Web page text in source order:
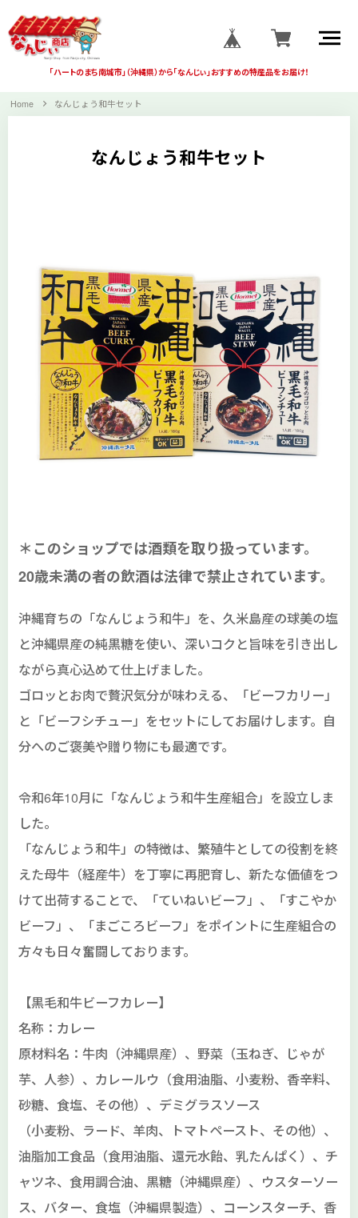
「ハートのまち南城市」（沖縄県）から「なんじぃ」おすすめの特産品をお届け！
Home なんじょう和牛セット
なんじょう和牛セット
＊このショップでは酒類を取り扱っています。
20歳未満の者の飲酒は法律で禁止されています。
沖縄育ちの「なんじょう和牛」を、久米島産の球美の塩
と沖縄県産の純黒糖を使い、深いコクと旨味を引き出し
ながら真心込めて仕上げました。
ゴロッとお肉で贅沢気分が味わえる、「ビーフカリー」
と「ビーフシチュー」をセットにしてお届けします。自
分へのご褒美や贈り物にも最適です。
令和6年10月に「なんじょう和牛生産組合」を設立しま
した。
「なんじょう和牛」の特徴は、繁殖牛としての役割を終
えた母牛（経産牛）を丁寧に再肥育し、新たな価値をつ
けて出荷することで、「ていねいビーフ」、「すこやか
ビーフ」、「まごころビーフ」をポイントに生産組合の
方々も日々奮闘しております。
【黒毛和牛ビーフカレー】
名称：カレー
原材料名：牛肉（沖縄県産）、野菜（玉ねぎ、じゃが
芋、人参）、カレールウ（食用油脂、小麦粉、香辛料、
砂糖、食塩、その他）、デミグラスソース
（小麦粉、ラード、羊肉、トマトペースト、その他）、
油脂加工食品（食用油脂、還元水飴、乳たんぱく）、チ
ャツネ、食用調合油、黒糖（沖縄県産）、ウスターソー
ス、バター、食塩（沖編県製造）、コーンスターチ、香